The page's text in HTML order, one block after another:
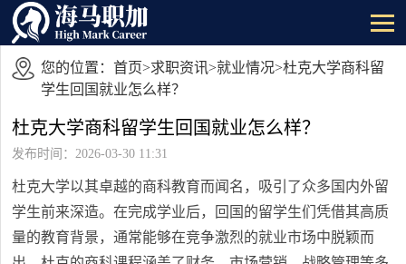
您的位置： 首页>求职资讯>就业情况>杜克大学商科留
学生回国就业怎么样？
杜克大学商科留学生回国就业怎么样？
发布时间：2026-03-30 11:31
杜克大学以其卓越的商科教育而闻名，吸引了众多国内外留
学生前来深造。在完成学业后，回国的留学生们凭借其高质
量的教育背景，通常能够在竞争激烈的就业市场中脱颖而